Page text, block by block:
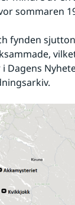
sommaren
fynden
Dagens